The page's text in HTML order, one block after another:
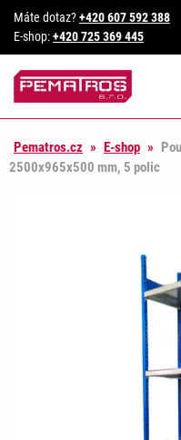
Máte dotaz?+420 607 592 388
E-shop:+420 725 369 445
Pematros.cz » E-shop »
2500x965x500 mm, 5 polic